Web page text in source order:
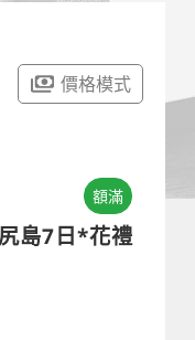
價格模式
額滿
島7日*花禮